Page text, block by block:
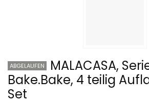
ABGELAUFEN
MALACASA,
Bake.Bake, 4 teilig
Set